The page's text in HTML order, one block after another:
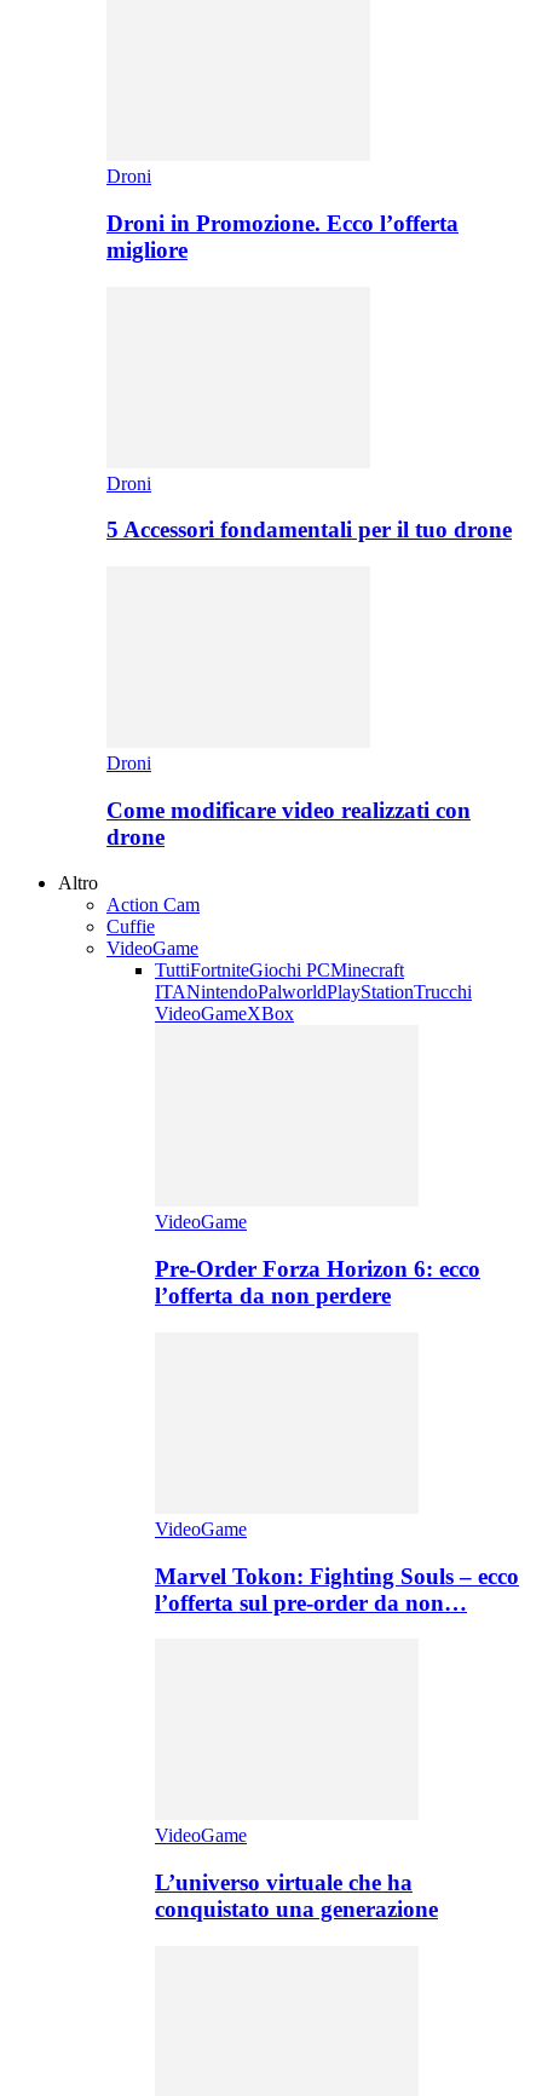
Droni
Droni in Promozione. Ecco l’offerta
migliore
Droni
5 Accessori fondamentali per il tuo drone
Droni
Come modificare video realizzati con
drone
Altro
Action Cam
Cuffie
VideoGame
TuttiFortniteGiochi PCMinecraft
ITANintendoPalworldPlayStationTrucchi
VideoGameXBox
VideoGame
Pre-Order Forza Horizon 6: ecco
l’offerta da non perdere
VideoGame
Marvel Tokon: Fighting Souls – ecco
l’offerta sul pre-order da non…
VideoGame
L’universo virtuale che ha
conquistato una generazione